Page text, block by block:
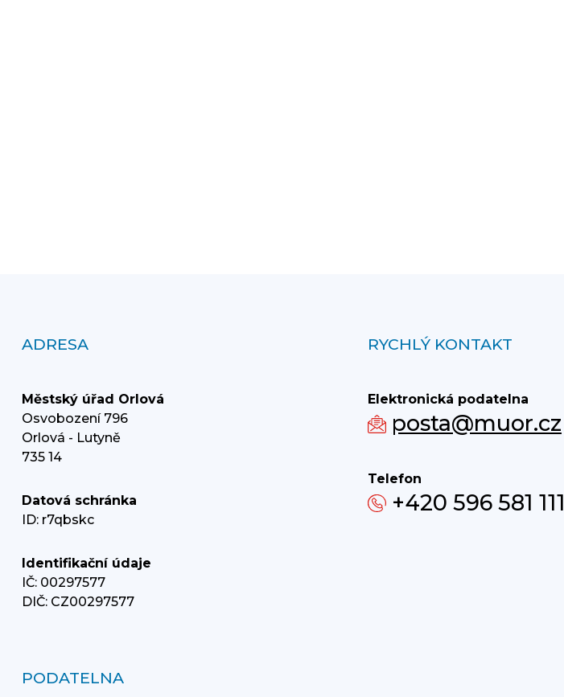
ADRESA
Městský úřad Orlová
Osvobození 796
Orlová - Lutyně
735 14
Datová schránka
ID: r7qbskc
Identifikační údaje
IČ: 00297577
DIČ: CZ00297577
RYCHLÝ KONTAKT
Elektronická podatelna
posta@muor.cz
Telefon
+420 596 581 111
PODATELNA